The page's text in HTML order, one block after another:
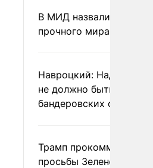
В МИД назвали условия
прочного мира на
Навроцкий: Над
не должно быть
бандеровских флагов
Трамп
просьбы Зеленского о